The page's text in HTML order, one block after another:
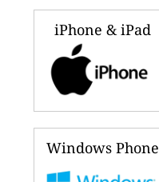
iPhone & iPad
Windows Phone